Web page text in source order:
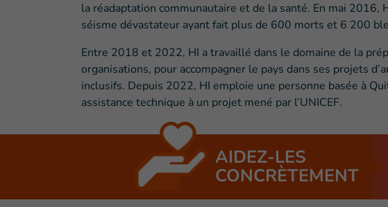
la réadaptation communautaire et de la santé. En mai 2016,
séisme dévastateur ayant fait plus de 600 morts et 6 200
Entre 2018 et 2022, HI a travaillé dans le domaine de la
organisations, pour accompagner le pays dans ses projets
inclusifs. Depuis 2022, HI emploie une personne basée à
assistance technique à un projet mené par l’UNICEF.
AIDEZ-LES
CONCRÈTEMENT